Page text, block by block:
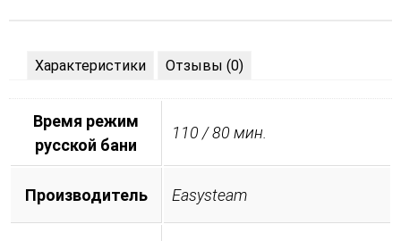
Характеристики Отзывы (0)
Время режим
русской бани
110 / 80 мин.
Производитель Easysteam